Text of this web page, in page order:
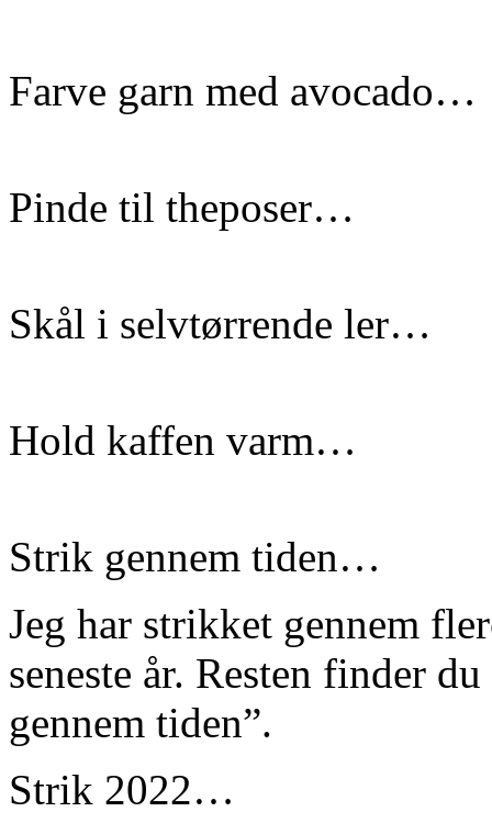
Farve garn med avocado…
Pinde til theposer…
Skål i selvtørrende ler…
Hold kaffen varm…
Strik gennem tiden…
Jeg har strikket gennem
seneste år. Resten finder
gennem tiden”.
Strik 2022…